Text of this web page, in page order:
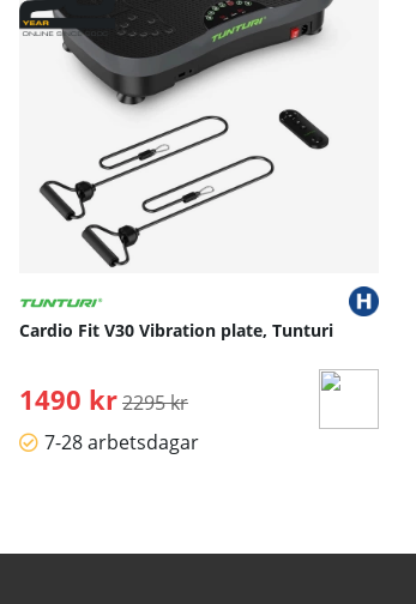
Cardio Fit V30 Vibration plate, Tunturi
1490 kr Ordinarie pris:
2295 kr
7-28 arbetsdagar